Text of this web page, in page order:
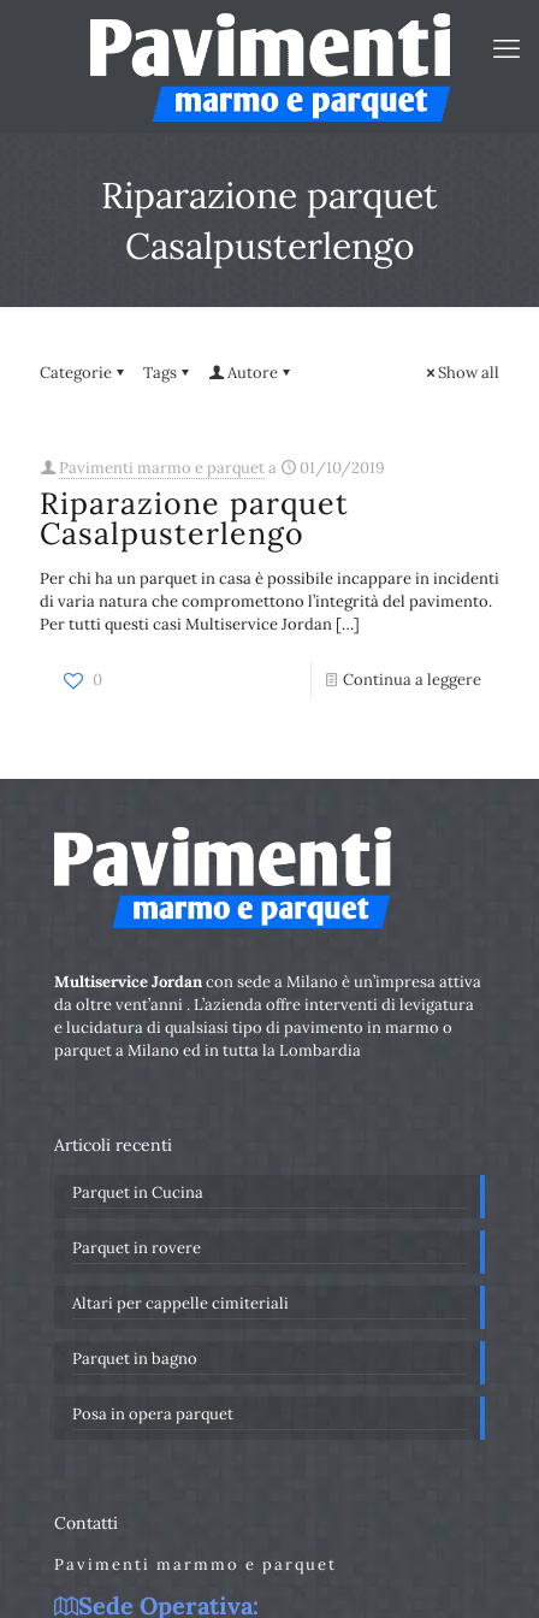
Riparazione parquet
Casalpusterlengo
Categorie Tags Autore Show all
Pavimenti marmo e parqueta 01/10/2019
Riparazione parquet
Casalpusterlengo
Per chi ha un parquet in casa è possibile incappare in incidenti
di varia natura che compromettono l’integrità del pavimento.
Per tutti questi casi Multiservice Jordan […]
0 Continua a leggere
Multiservice Jordancon sede a Milano è un’impresa attiva
da oltre vent’anni . L’azienda offre interventi di levigatura
e lucidatura di qualsiasi tipo di pavimento in marmo o
parquet a Milano ed in tutta la Lombardia
Articoli recenti
Parquet in Cucina
Parquet in rovere
Altari per cappelle cimiteriali
Parquet in bagno
Posa in opera parquet
Contatti
Pavimenti marmmo e parquet
Sede Operativa: